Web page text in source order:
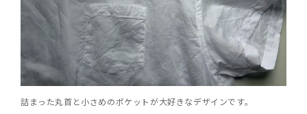
詰まった丸首と小さめのポケットが大好きなデザインです。